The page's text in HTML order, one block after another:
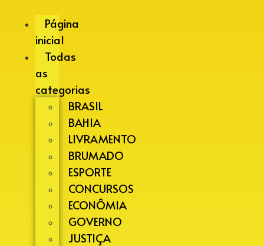
Página
inicial
Todas
as
categorias
BRASIL
BAHIA
LIVRAMENTO
BRUMADO
ESPORTE
CONCURSOS
ECONÔMIA
GOVERNO
JUSTIÇA